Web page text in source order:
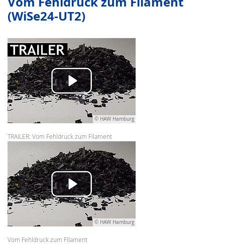
(WiSe24-UT2)
© HAW Hamburg
TRAILER: Vom Fehldruck zum Filament
© HAW Hamburg
Vom Fehldruck zum Filament